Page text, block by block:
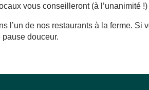
vous conseilleront (à l’unanimité
l’un de nos restaurants à la ferme.
douceur.